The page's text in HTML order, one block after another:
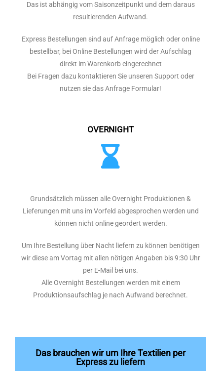
Das ist abhängig vom Saisonzeitpunkt und dem daraus
resultierenden Aufwand.
Express Bestellungen sind auf Anfrage möglich oder online
bestellbar, bei Online Bestellungen wird der Aufschlag
direkt im Warenkorb eingerechnet
Bei Fragen dazu kontaktieren Sie unseren Support oder
nutzen sie das Anfrage Formular!
OVERNIGHT
Grundsätzlich müssen alle Overnight Produktionen &
Lieferungen mit uns im Vorfeld abgesprochen werden und
können nicht online geordert werden.
Um Ihre Bestellung über Nacht liefern zu können benötigen
wir diese am Vortag mit allen nötigen Angaben bis 9:30 Uhr
per E-Mail bei uns.
Alle Overnight Bestellungen werden mit einem
Produktionsaufschlag je nach Aufwand berechnet.
Das brauchen wir um Ihre Textilien per
Express zu liefern